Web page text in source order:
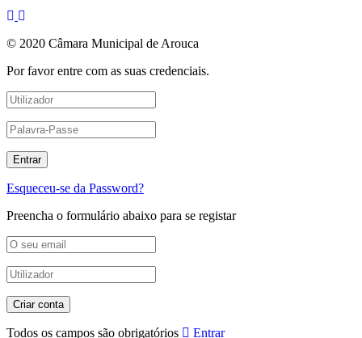
© 2020 Câmara Municipal de Arouca
Por favor entre com as suas credenciais.
Esqueceu-se da Password?
Preencha o formulário abaixo para se registar
Todos os campos são obrigatórios Entrar